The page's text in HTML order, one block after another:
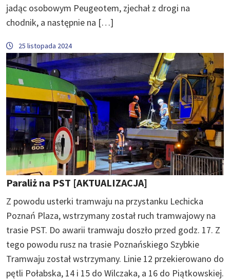
jadąc osobowym Peugeotem, zjechał z drogi na
chodnik, a następnie na […]
25 listopada 2024
Paraliż na PST [AKTUALIZACJA]
Z powodu usterki tramwaju na przystanku Lechicka
Poznań Plaza, wstrzymany został ruch tramwajowy na
trasie PST. Do awarii tramwaju doszło przed godz. 17. Z
tego powodu rusz na trasie Poznańskiego Szybkie
Tramwaju został wstrzymany. Linie 12 przekierowano do
pętli Połabska, 14 i 15 do Wilczaka, a 16 do Piątkowskiej.